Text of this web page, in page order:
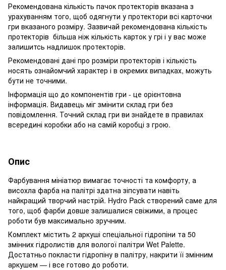
Рекомендована кількість пачок протекторів вказана з
урахуванням того, щоб одягнути у протектори всі карточки
гри вказаного розміру. Зазвичай рекомендована кількість
протекторів більша ніж кількість карток у грі і у вас може
залишитсь надлишок протекторів.
Рекомендовані дані про розміри протекторів і кількість
носять ознайомчий характер і в окремих випадках, можуть
бути не точними.
Інформація що до компонентів гри - це орієнтовна
інформація. Видавець міг змінити склад гри без
повідомлення. Точний склад гри ви знайдете в правилах
всередині коробки або на самій коробці з грою.
Опис
Фарбування мініатюр вимагає точності та комфорту, а
висохла фарба на палітрі здатна зіпсувати навіть
найкращий творчий настрій. Hydro Pack створений саме для
того, щоб фарби довше залишалися свіжими, а процес
роботи був максимально зручним.
Комплект містить 2 аркуші спеціальної гідропіни та 50
змінних гідролистів для вологої палітри Wet Palette.
Достатньо покласти гідропіну в палітру, накрити її змінним
аркушем — і все готово до роботи.